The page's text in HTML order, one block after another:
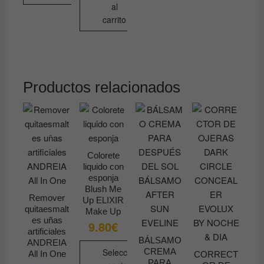
4.90€
Las
opciones
se
pueden
elegir
en
la
página
de
producto
al
carrito
Productos relacionados
Remover
quitaesmalt
es uñas
artificiales
ANDREIA
All In One
Colorete
liquido con
esponja
Blush Me
Up ELIXIR
Make Up
9.80€
Seleccionar
BÁLSAMO
CREMA
CORRECT